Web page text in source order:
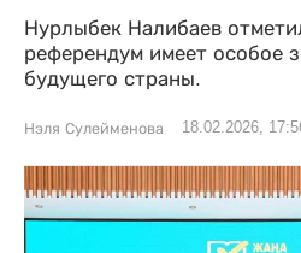
Нурлыбек Налибаев
референдум имеет особое
будущего страны.
Нэля Сулейменова 18.02.2026,